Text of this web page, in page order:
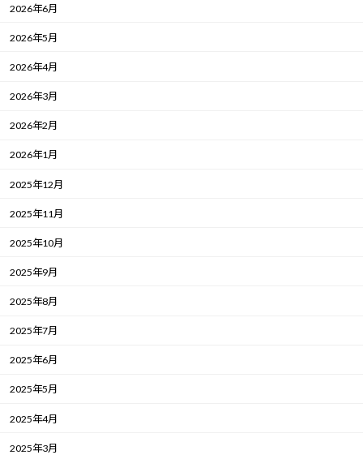
2026年6月
2026年5月
2026年4月
2026年3月
2026年2月
2026年1月
2025年12月
2025年11月
2025年10月
2025年9月
2025年8月
2025年7月
2025年6月
2025年5月
2025年4月
2025年3月